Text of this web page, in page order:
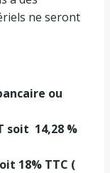
ne seront
ou
soit 14,28 %
18% TTC (